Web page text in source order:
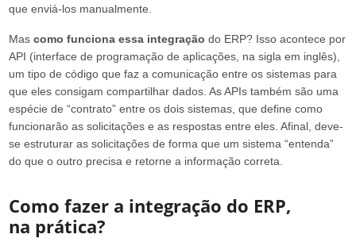
que enviá-los manualmente.
Mas como funciona essa integração do ERP? Isso acontece por
API (interface de programação de aplicações, na sigla em inglês),
um tipo de código que faz a comunicação entre os sistemas para
que eles consigam compartilhar dados. As APIs também são uma
espécie de “contrato” entre os dois sistemas, que define como
funcionarão as solicitações e as respostas entre eles. Afinal, deve-
se estruturar as solicitações de forma que um sistema “entenda”
do que o outro precisa e retorne a informação correta.
Como fazer a integração do ERP,
na prática?